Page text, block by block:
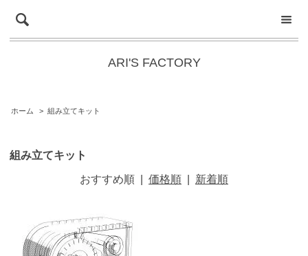
ARI'S FACTORY
ホーム > 組み立てキット
組み立てキット
おすすめ順 価格順 新着順